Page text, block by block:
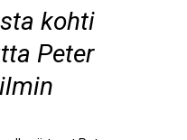
kohti
Peter